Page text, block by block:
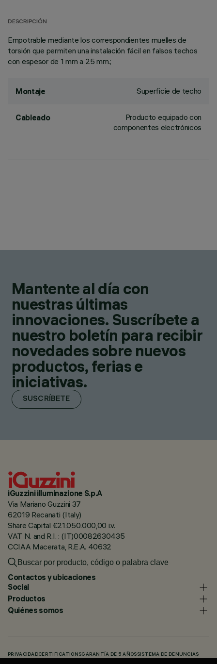
DESCRIPCIÓN
Empotrable mediante los correspondientes muelles de
torsión que permiten una instalación fácil en falsos techos
con espesor de 1 mm a 25 mm.;
Montaje Superficie de techo
Cableado
Producto equipado con
componentes electrónicos
Mantente al día con
nuestras últimas
innovaciones. Suscríbete a
nuestro boletín para recibir
novedades sobre nuevos
productos, ferias e
iniciativas.
SUSCRÍBETE
iGuzzini illuminazione S.p.A
Via Mariano Guzzini 37
62019 Recanati (Italy)
Share Capital €21.050.000,00 i.v.
VAT N. and R.I. : (IT)00082630435
CCIAA Macerata, R.E.A. 40632
Contactos y ubicaciones
Social
Productos
Quiénes somos
PRIVACIDADCERTIFICATIONSGARANTÍA DE 5 AÑOS SISTEMA DE DENUNCIAS